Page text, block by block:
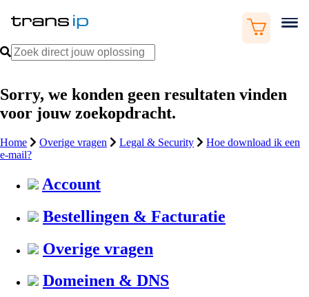
Sorry, we konden geen resultaten vinden
voor jouw zoekopdracht.
Home Overige vragen Legal & Security
Hoe download ik een
e-mail?
Account
Bestellingen & Facturatie
Overige vragen
Domeinen & DNS